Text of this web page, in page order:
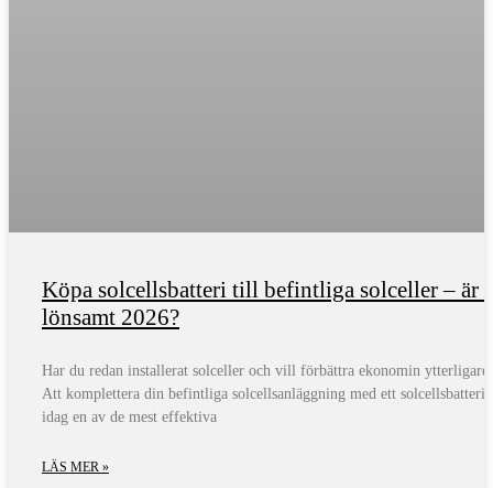
Köpa solcellsbatteri till befintliga solceller – är
lönsamt 2026?
Har du redan installerat solceller och vill förbättra ekonomin
Att komplettera din befintliga solcellsanläggning med ett solcellsbatteri
idag en av de mest effektiva
LÄS MER »